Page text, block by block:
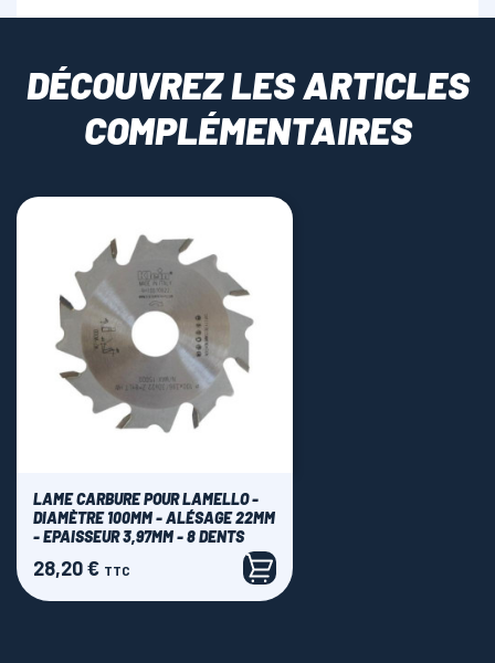
DÉCOUVREZ LES ARTICLES
COMPLÉMENTAIRES
LAME CARBURE POUR LAMELLO -
DIAMÈTRE 100MM - ALÉSAGE 22MM
- EPAISSEUR 3,97MM - 8 DENTS
Prix
28,20 € TTC